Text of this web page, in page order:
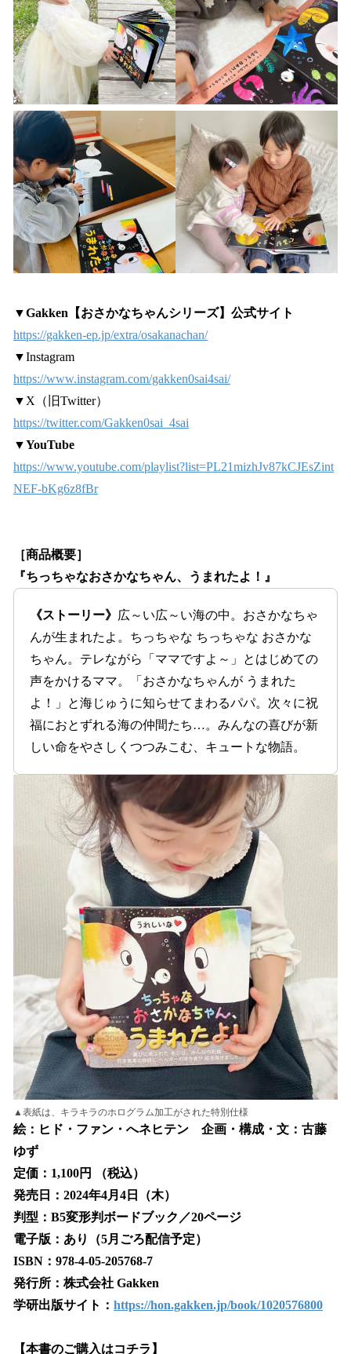
▼Gakken【おさかなちゃんシリーズ】公式サイト
https://gakken-ep.jp/extra/osakanachan/
▼Instagram
https://www.instagram.com/gakken0sai4sai/
▼X（旧Twitter）
https://twitter.com/Gakken0sai_4sai
▼YouTube
https://www.youtube.com/playlist?list=PL21mizhJv87kCJEsZint
NEF-bKg6z8fBr
［商品概要］
『ちっちゃなおさかなちゃん、うまれたよ！』
《ストーリー》 広～い広～い海の中。おさかなちゃ
んが生まれたよ。ちっちゃな ちっちゃな おさかな
ちゃん。テレながら「ママですよ～」とはじめての
声をかけるママ。「おさかなちゃんが うまれた
よ！」と海じゅうに知らせてまわるパパ。次々に祝
福におとずれる海の仲間たち…。みんなの喜びが新
しい命をやさしくつつみこむ、キュートな物語。
▲表紙は、キラキラのホログラム加工がされた特別仕様
絵：ヒド・ファン・へネヒテン 企画・構成・文：古藤
ゆず
定価：1,100円 （税込）
発売日：2024年4月4日（木）
判型：B5変形判ボードブック／20ページ
電子版：あり（5月ごろ配信予定）
ISBN：978-4-05-205768-7
発行所：株式会社 Gakken
学研出版サイト： https://hon.gakken.jp/book/1020576800
【本書のご購入はコチラ】